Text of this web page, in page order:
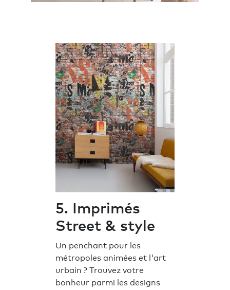
5. Imprimés
Street & style
Un penchant pour les
métropoles animées et l'art
urbain ? Trouvez votre
bonheur parmi les designs